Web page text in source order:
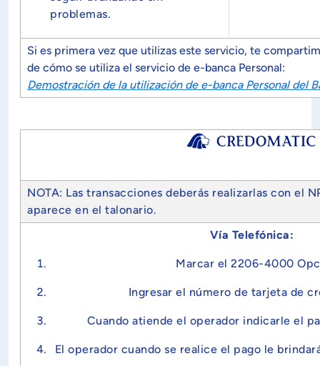
problemas.
Si es primera vez que utilizas este servicio, te
de cómo se utiliza el servicio de e-banca Personal:
Demostración de la utilización de e-banca Personal del
NOTA: Las transacciones deberás realizarlas con el
aparece en el talonario.
Vía Telefónica:
Marcar el 2206-4000
Ingresar el número de tarjeta de
Cuando atiende el operador indicarle el
El operador cuando se realice el pago le